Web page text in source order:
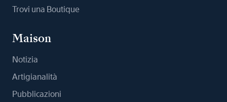
Trovi una Boutique
Maison
Notizia
Artigianalità
Pubblicazioni